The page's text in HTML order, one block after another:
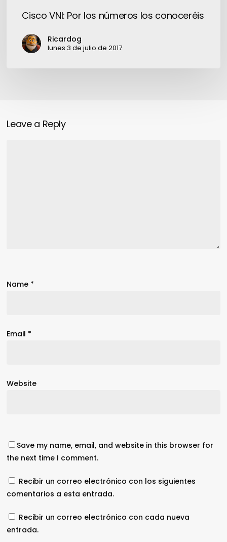
Cisco VNI: Por los números los conoceréis
Ricardog
lunes 3 de julio de 2017
Leave a Reply
Name *
Email *
Website
Save my name, email, and website in this browser for
the next time I comment.
Recibir un correo electrónico con los siguientes
comentarios a esta entrada.
Recibir un correo electrónico con cada nueva
entrada.